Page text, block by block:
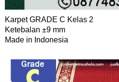
Karpet GRADE C Kelas 2
Ketebalan ±9 mm
Made in Indonesia